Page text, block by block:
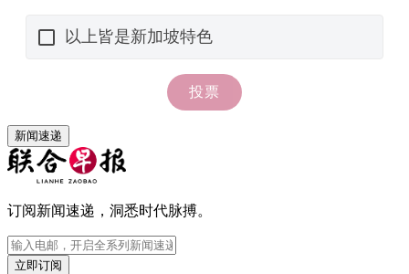
新闻速递
订阅新闻速递，洞悉时代脉搏。
立即订阅